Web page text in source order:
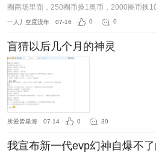
圈商场里面，250圈币换1奥币，2000圈币换
一人丿空度流年 07-16 0 0
盲猜以后几个月的神灵
所爱皆星海 07-14 0 39
我宣布新一代evp幻神自爆不